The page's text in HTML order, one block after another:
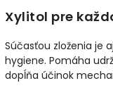
Xylitol pre
Súčasťou zloženia je
hygiene. Pomáha
dopĺňa účinok